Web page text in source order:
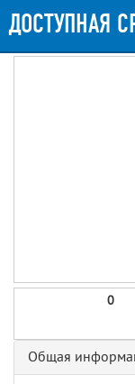
ДОСТУПНАЯ
0
Общая